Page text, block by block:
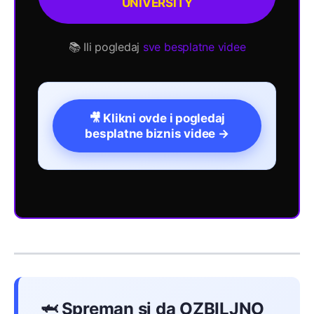
UNIVERSITY
📚 Ili pogledaj sve besplatne videe
🎥 Klikni ovde i pogledaj
besplatne biznis videe →
🦈 Spreman si da OZBILJNO